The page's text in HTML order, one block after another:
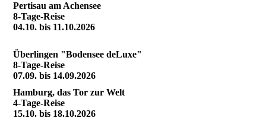
Pertisau am Achensee
8-Tage-Reise
04.10. bis 11.10.2026
Überlingen "Bodensee deLuxe"
8-Tage-Reise
07.09. bis 14.09.2026
Hamburg, das Tor zur Welt
4-Tage-Reise
15.10. bis 18.10.2026